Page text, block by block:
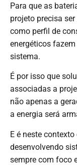
Para que as
projeto precisa
como perfil de
energéticos
sistema.
É por isso que
associadas a
não apenas a
a energia será
E é neste
desenvolvendo
sempre com foco